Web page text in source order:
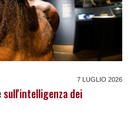
7 LUGLIO 2026
dei